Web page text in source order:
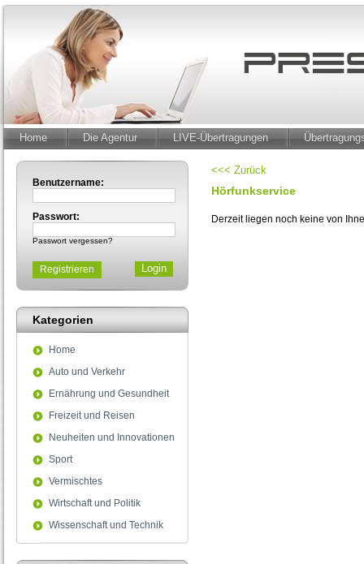
Home Die Agentur LIVE-Übertragungen
Benutzername:
Passwort:
Passwort vergessen?
Registrieren
Kategorien
Home
Auto und Verkehr
Ernährung und Gesundheit
Freizeit und Reisen
Neuheiten und Innovationen
Sport
Vermischtes
Wirtschaft und Politik
Wissenschaft und Technik
<<< Zurück
Hörfunkservice
Derzeit liegen noch keine von